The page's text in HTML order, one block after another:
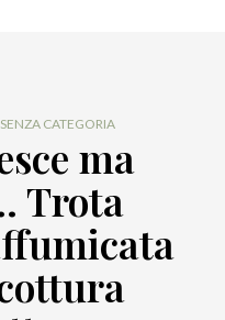
SENZA CATEGORIA
ma
Trota